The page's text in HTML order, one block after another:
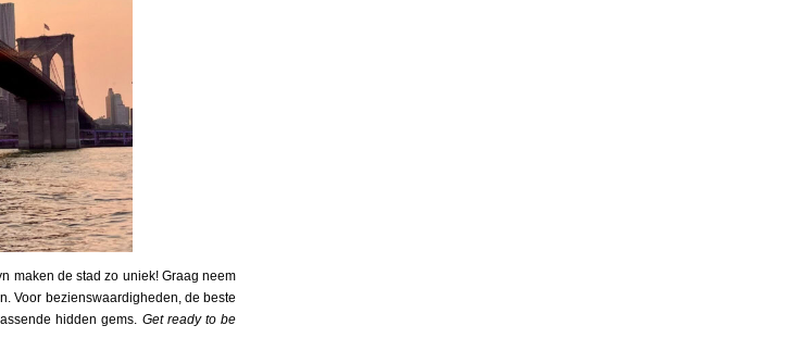
maken de stad zo uniek! Graag neem
Voor bezienswaardigheden, de beste
hidden gems. Get ready to be